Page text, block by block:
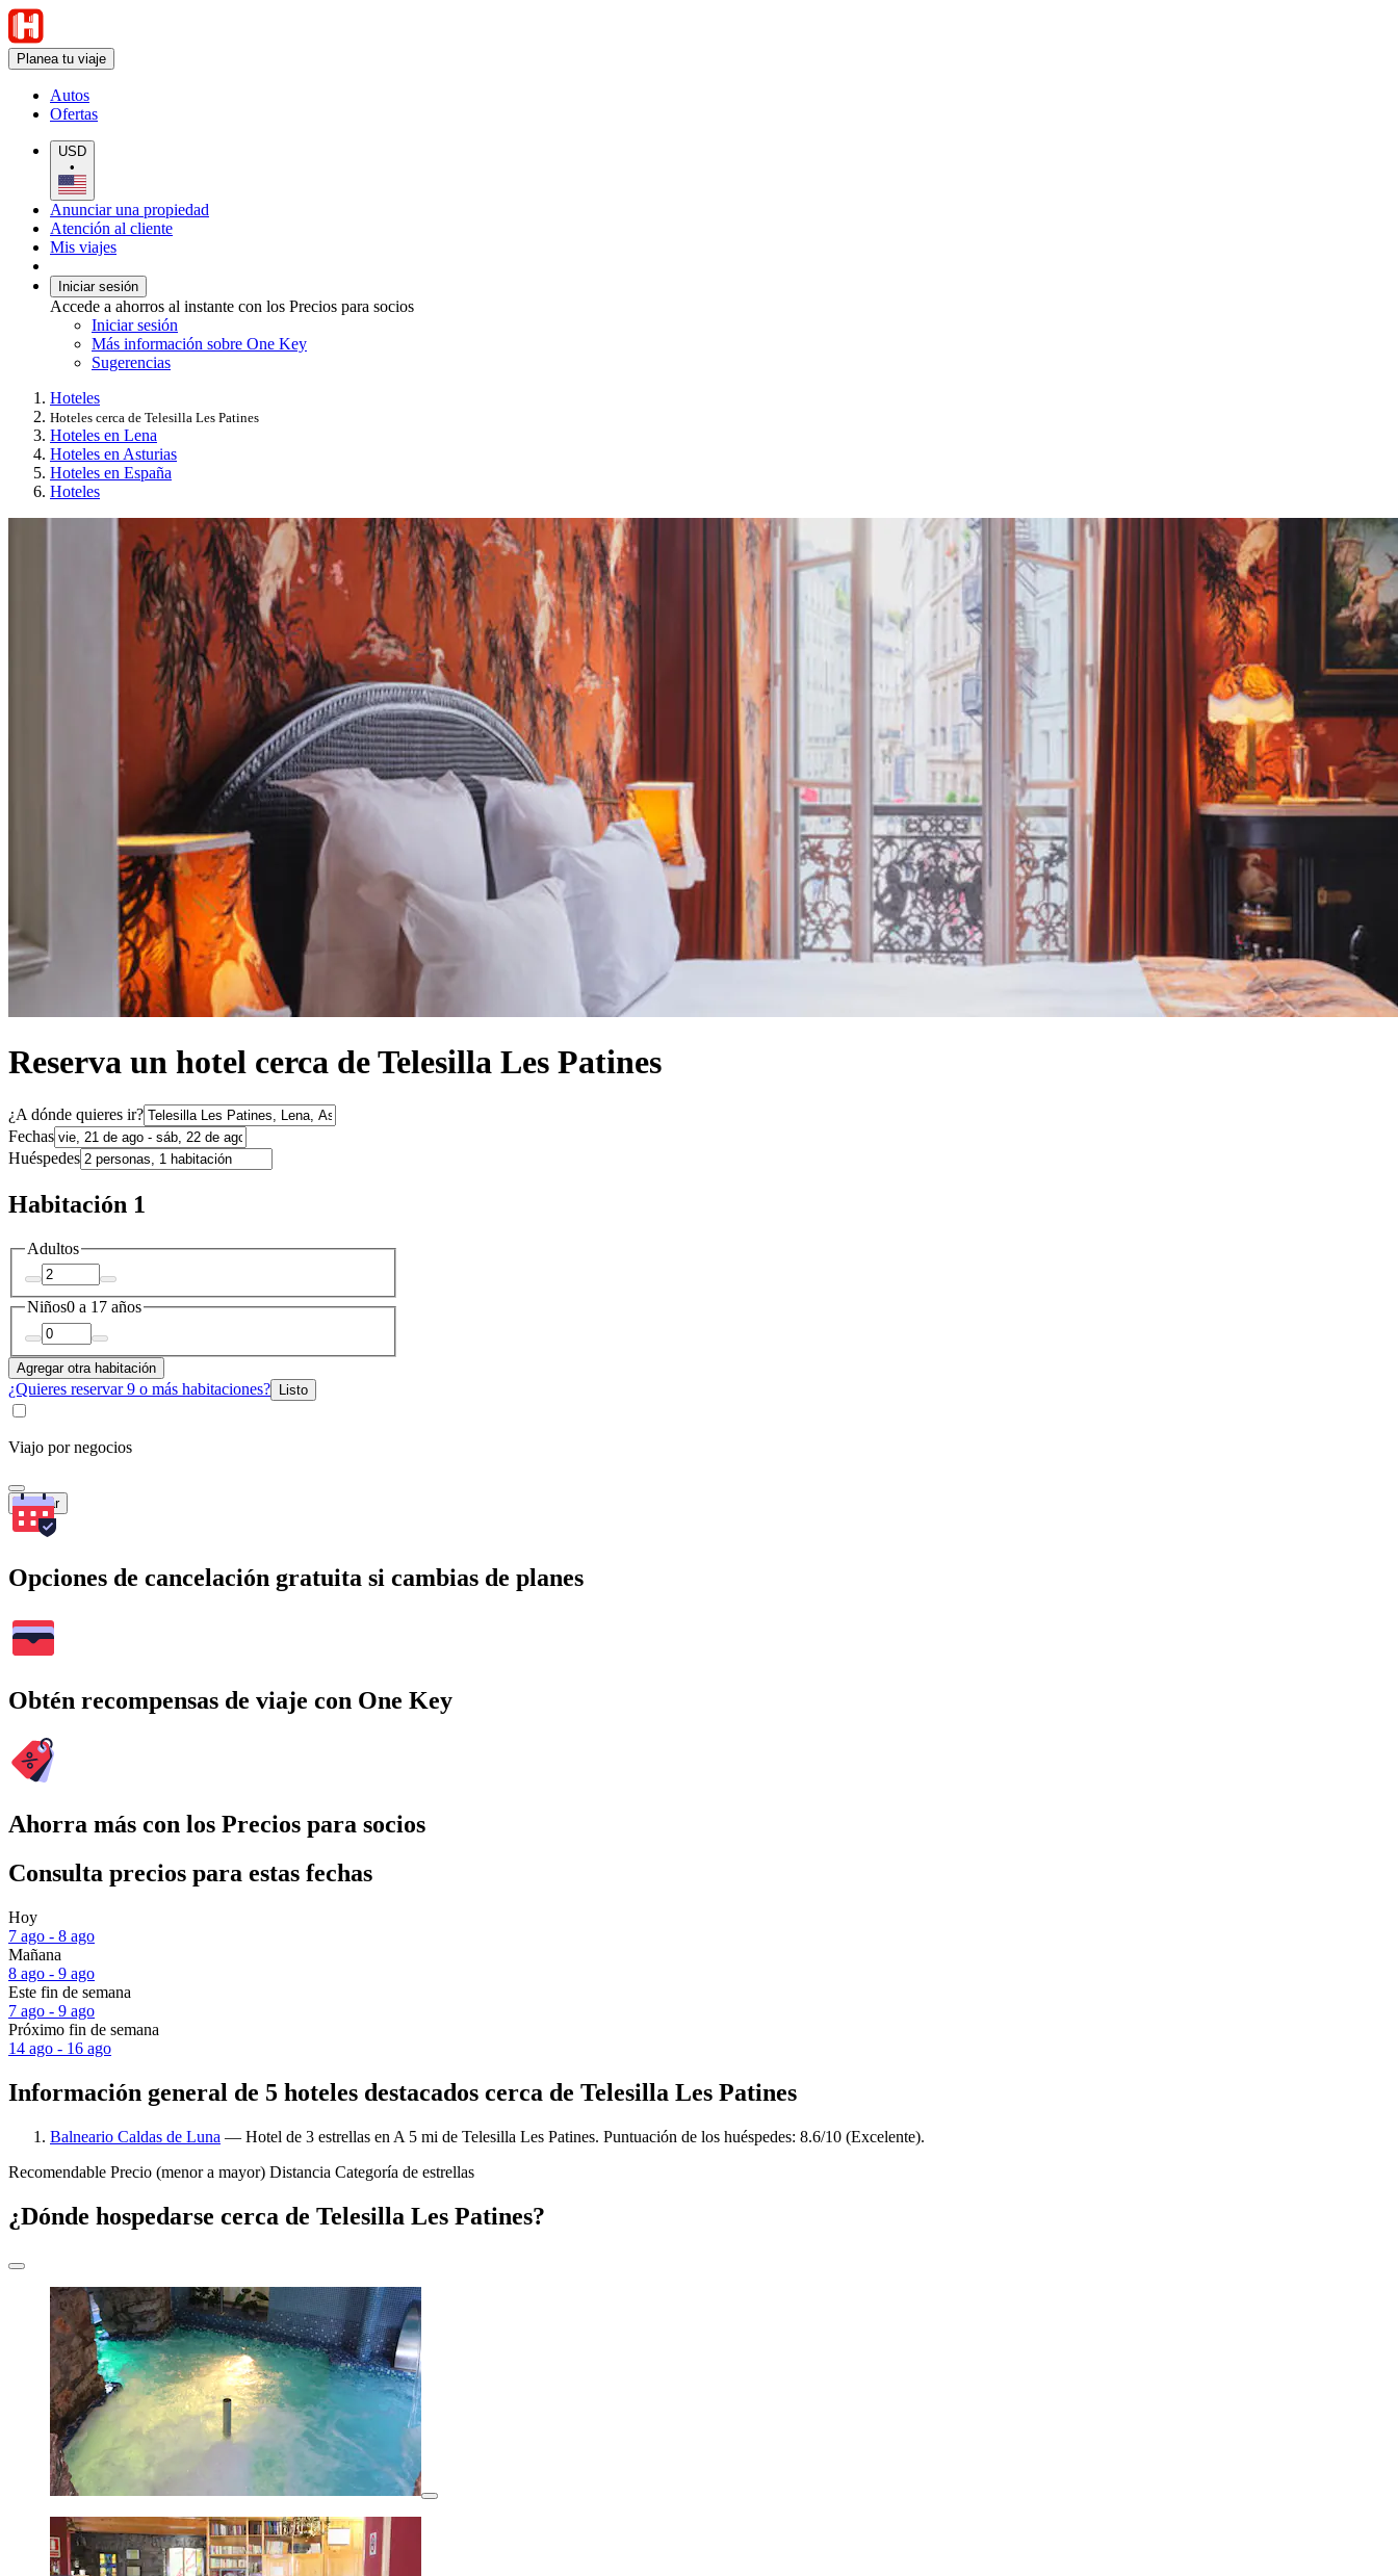
Planea tu viaje
Autos
Ofertas
USD
•
Anunciar una propiedad
Atención al cliente
Mis viajes
Iniciar sesión
Accede a ahorros al instante con los Precios para socios
Iniciar sesión
Más información sobre One Key
Sugerencias
Hoteles
Hoteles cerca de Telesilla Les Patines
Hoteles en Lena
Hoteles en Asturias
Hoteles en España
Hoteles
Reserva un hotel cerca de Telesilla Les Patines
¿A dónde quieres ir?
Fechas
Huéspedes
Habitación 1
Adultos
Niños0 a 17 años
Agregar otra habitación
¿Quieres reservar 9 o más habitaciones? Listo
Viajo por negocios
Buscar
Opciones de cancelación gratuita si cambias de planes
Obtén recompensas de viaje con One Key
Ahorra más con los Precios para socios
Consulta precios para estas fechas
Hoy
7 ago - 8 ago
Mañana
8 ago - 9 ago
Este fin de semana
7 ago - 9 ago
Próximo fin de semana
14 ago - 16 ago
Información general de 5 hoteles destacados cerca de Telesilla Les Patines
Balneario Caldas de Luna — Hotel de 3 estrellas en A 5 mi de Telesilla Les Patines. Puntuación de los huéspedes: 8.6/10 (Excelente).
Recomendable Precio (menor a mayor) Distancia Categoría de estrellas
¿Dónde hospedarse cerca de Telesilla Les Patines?